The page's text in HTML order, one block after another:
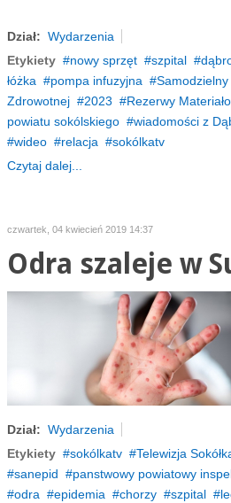
Dział: Wydarzenia
Etykiety
nowy sprzęt szpital
łóżka
pompa infuzyjna
Samodzielny
Zdrowotnej
2023 Rezerwy
powiatu sokólskiego
wiadomości z
wideo
relacja
sokólkatv
Czytaj dalej...
czwartek, 04 kwiecień 2019 14:37
Odra szaleje w
Dział: Wydarzenia
Etykiety
sokólkatv Telewizja
sanepid
panstwowy powiatowy
odra
epidemia chorzy szpital